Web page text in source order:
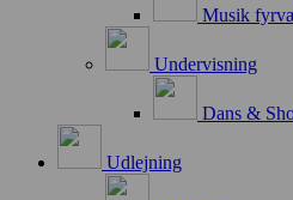
Musik
Undervisning
Dans &
Udlejning